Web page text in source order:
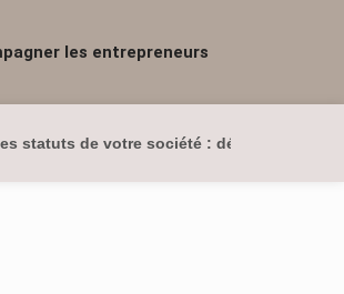
les entrepreneurs
statuts de votre société : démarches et